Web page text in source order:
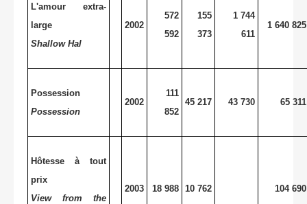
L'amour extra-
large
Shallow Hal
2002
572
592
155
373
1 744
611
1 640 825
Possession
Possession
2002
111
852
45 217 43 730 65 311
Hôtesse à tout
prix
View from the
2003 18 988 10 762 104 690